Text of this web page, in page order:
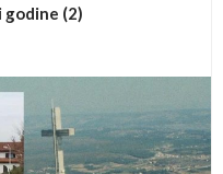
godine (2)